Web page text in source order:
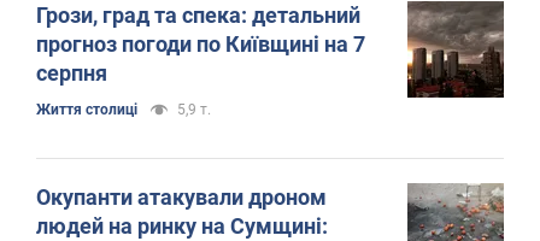
Грози, град та спека: детальний
прогноз погоди по Київщині на 7
серпня
Життя столиці 5,9 т.
Окупанти атакували дроном
людей на ринку на Сумщині: